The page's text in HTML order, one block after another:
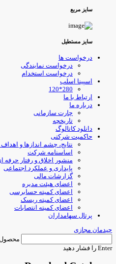
سایز مربع
سایز مستطیل
درخواست ها
درخواست نمایندگی
درخواست استخدام
اسپینا اسلب
280*120
ارتباط با ما
درباره ما
چارت سازمانی
تاریخچه
دانلود کاتالوگ
حاکمیت شرکتی
نتایج، چشم اندازها و
اساسنامه شرکت
منشور اخلاق و رفتار حرفه
پایداری و عملکرد اجتماعی
گزارشات مالی
اعضای هیئت مدیره
اعضای کمیته حسابرسی
اعضای کمیته ریسک
اعضای کمیته انتصابات
پرتال سهامداران
چیدمان مجازی
محصول
Enter را فشار دهید